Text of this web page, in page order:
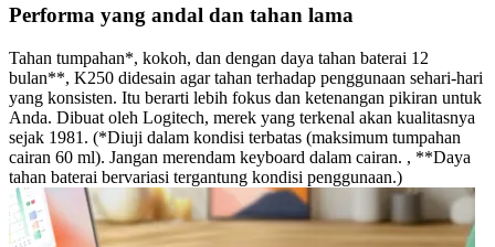
Performa yang andal dan tahan lama
Tahan tumpahan*, kokoh, dan dengan daya tahan baterai 12
bulan**, K250 didesain agar tahan terhadap penggunaan sehari-hari
yang konsisten. Itu berarti lebih fokus dan ketenangan pikiran untuk
Anda. Dibuat oleh Logitech, merek yang terkenal akan kualitasnya
sejak 1981. (*Diuji dalam kondisi terbatas (maksimum tumpahan
cairan 60 ml). Jangan merendam keyboard dalam cairan. , **Daya
tahan baterai bervariasi tergantung kondisi penggunaan.)